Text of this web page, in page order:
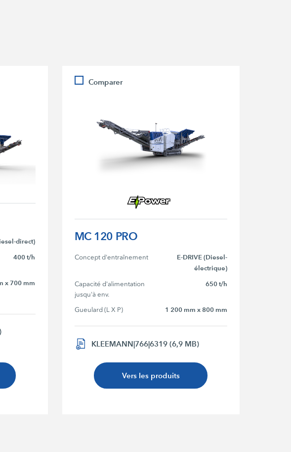
direct)
400 t/h
x 700 mm
Comparer
MC 120 PRO
Concept d'entraînement
E-DRIVE (Diesel-
électrique)
Capacité d'alimentation
jusqu'à env.
650 t/h
Gueulard (L X P) 1 200 mm x 800 mm
KLEEMANN|766|6319 (6,9 MB)
Vers les produits